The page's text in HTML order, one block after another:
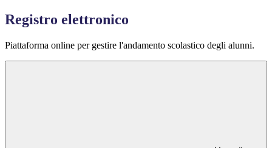
Registro elettronico
Piattaforma online per gestire l'andamento scolastico degli alunni.